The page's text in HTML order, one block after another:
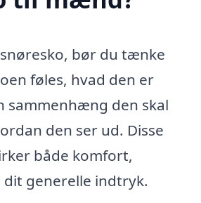
bør du tænke
føles, hvad den er
sammenhæng den skal
den ser ud. Disse
både komfort,
generelle indtryk.